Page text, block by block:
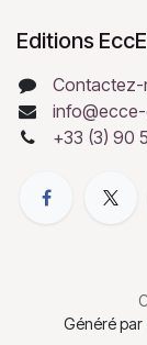
Editions
Contactez-
+33 (3) 90
Généré par